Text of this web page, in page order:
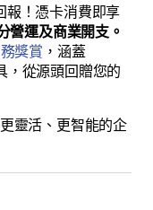
報！憑卡消費即享
營運及商業開支。
獎賞 ，涵蓋
，從源頭回贈您的
靈活、更智能的企